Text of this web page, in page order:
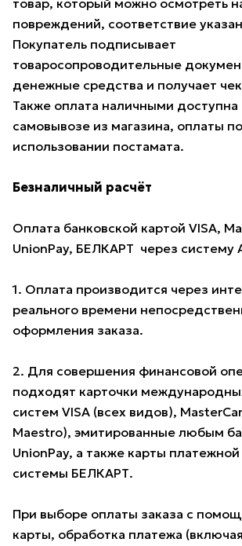
товар, который можно осмотреть
повреждений, соответствие
Покупатель подписывает
товаросопроводительные
денежные средства и получает
Также оплата наличными доступна
самовывозе из магазина, оплаты
использовании постамата.
Безналичный расчёт
Оплата банковской картой VISA,
UnionPay, БЕЛКАРТ через систему
1. Оплата производится через
реального времени
оформления заказа.
2. Для совершения финансовой
подходят карточки
систем VISA (всех видов),
Maestro), эмитированные любым
UnionPay, а также карты платежной
системы БЕЛКАРТ.
При выборе оплаты заказа с
карты, обработка платежа